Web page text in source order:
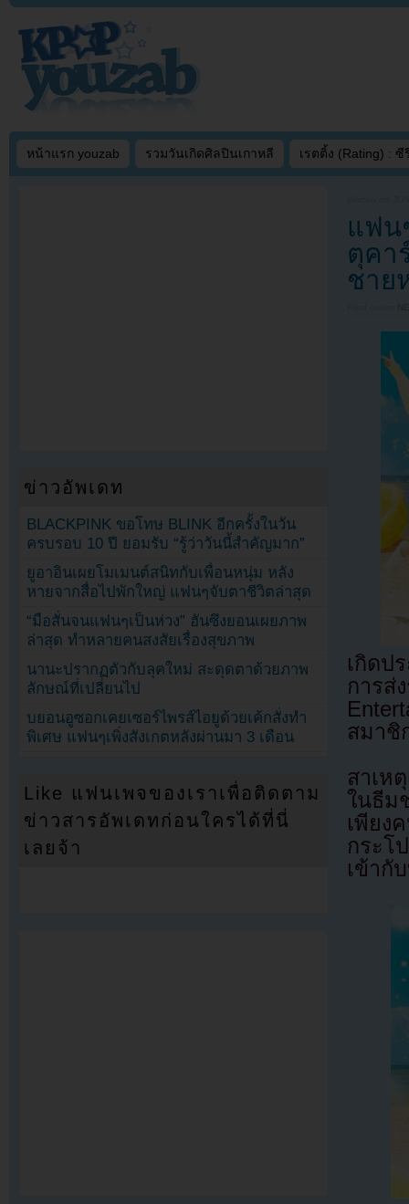
หน้าแรก youzab รวมวันเกิดศิลปินเกาหลี เรตติ้ง (Rating) : ซี
แฟน
ตุคา
ชาย
เกิดป
การ
สมาชิ
สาเห
ในธีม
เพียง
กระโ
เข้ากั
ข่าวอัพเดท
BLACKPINK ขอโทษ BLINK อีกครั้งในวัน
ครบรอบ 10 ปี ยอมรับ “รู้ว่าวันนี้สำคัญมาก”
ยูอาอินเผยโมเมนต์สนิทกับเพื่อนหนุ่ม หลัง
หายจากสื่อไปพักใหญ่ แฟนๆจับตาชีวิตล่าสุด
“มือสั่นจนแฟนๆเป็นห่วง” ฮันซึงยอนเผยภาพ
ล่าสุด ทำหลายคนสงสัยเรื่องสุขภาพ
นานะปรากฏตัวกับลุคใหม่ สะดุดตาด้วยภาพ
ลักษณ์ที่เปลี่ยนไป
บยอนอูซอกเคยเซอร์ไพรส์ไอยูด้วยเค้กสั่งทำ
พิเศษ แฟนๆเพิ่งสังเกตหลังผ่านมา 3 เดือน
Like แฟนเพจของเราเพื่อติดตาม
ข่าวสารอัพเดทก่อนใครได้ที่นี่
เลยจ้า